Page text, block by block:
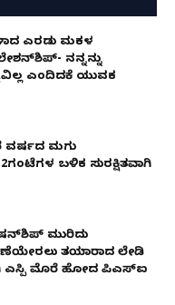
ಎರಡು ಮಕ್ಕಳ
ನನ್ನನ್ನು
ಎಂದಿದಕ್ಕೆ ಯುವಕ
ವರ್ಷದ ಮಗು
ಬಳಿಕ ಸುರಕ್ಷಿತವಾಗಿ
ಮುರಿದು
ತಯಾರಾದ ಲೇಡಿ
ಎಸ್ಪಿ ಮೊರೆ ಹೋದ ಪಿಎಸ್ಐ